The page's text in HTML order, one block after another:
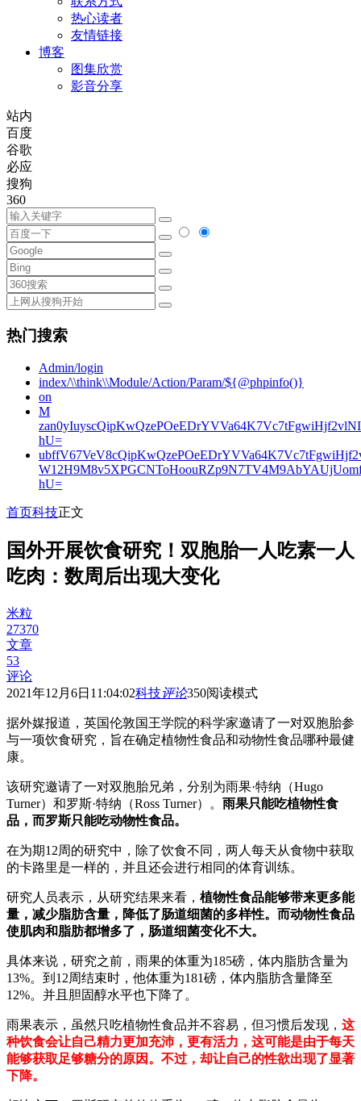
热心读者
友情链接
博客
图集欣赏
影音分享
站内
百度
谷歌
必应
搜狗
360
热门搜索
Admin/login
index/\\think\\Module/Action/Param/${@phpinfo()}
on
M
hU=
hU=
首页科技正文
国外开展饮食研究！双胞胎一人吃素一人
吃肉：数周后出现大变化
米粒
27370
文章
53
评论
2021年12月6日11:04:02科技评论350阅读模式
据外媒报道，英国伦敦国王学院的科学家邀请了一对双胞胎参
与一项饮食研究，旨在确定植物性食品和动物性食品哪种最健
康。
该研究邀请了一对双胞胎兄弟，分别为雨果·特纳（Hugo
Turner）和罗斯·特纳（Ross Turner）。 雨果只能吃植物性食
品，而罗斯只能吃动物性食品。
在为期12周的研究中，除了饮食不同，两人每天从食物中获取
的卡路里是一样的，并且还会进行相同的体育训练。
研究人员表示，从研究结果来看， 植物性食品能够带来更多能
量，减少脂肪含量，降低了肠道细菌的多样性。而动物性食品
使肌肉和脂肪都增多了，肠道细菌变化不大。
具体来说，研究之前，雨果的体重为185磅，体内脂肪含量为
13%。到12周结束时，他体重为181磅，体内脂肪含量降至
12%。并且胆固醇水平也下降了。
雨果表示，虽然只吃植物性食品并不容易，但习惯后发现， 这
种饮食会让自己精力更加充沛，更有活力，这可能是由于每天
能够获取足够糖分的原因。不过，却让自己的性欲出现了显著
下降。